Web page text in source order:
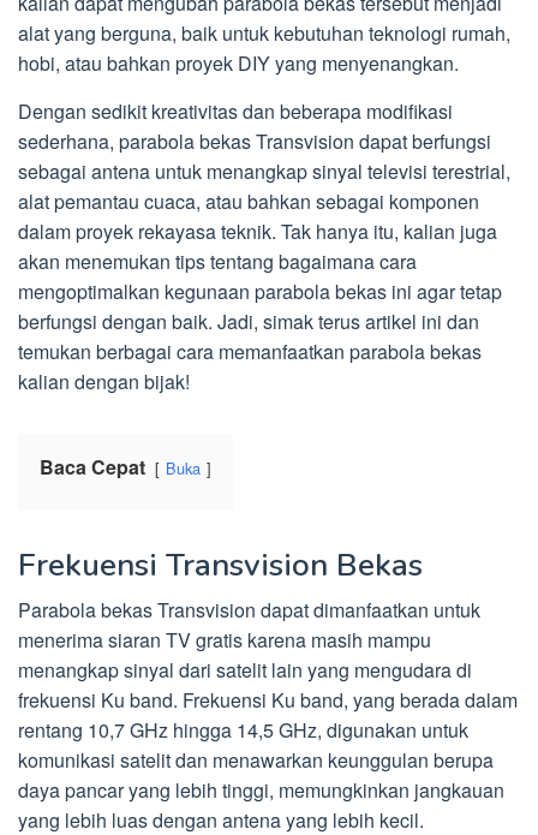
alat yang berguna, baik untuk kebutuhan teknologi rumah,
hobi, atau bahkan proyek DIY yang menyenangkan.
Dengan sedikit kreativitas dan beberapa modifikasi
sederhana, parabola bekas Transvision dapat berfungsi
sebagai antena untuk menangkap sinyal televisi terestrial,
alat pemantau cuaca, atau bahkan sebagai komponen
dalam proyek rekayasa teknik. Tak hanya itu, kalian juga
akan menemukan tips tentang bagaimana cara
mengoptimalkan kegunaan parabola bekas ini agar tetap
berfungsi dengan baik. Jadi, simak terus artikel ini dan
temukan berbagai cara memanfaatkan parabola bekas
kalian dengan bijak!
Baca Cepat Buka
Frekuensi Transvision Bekas
Parabola bekas Transvision dapat dimanfaatkan untuk
menerima siaran TV gratis karena masih mampu
menangkap sinyal dari satelit lain yang mengudara di
frekuensi Ku band. Frekuensi Ku band, yang berada dalam
rentang 10,7 GHz hingga 14,5 GHz, digunakan untuk
komunikasi satelit dan menawarkan keunggulan berupa
daya pancar yang lebih tinggi, memungkinkan jangkauan
yang lebih luas dengan antena yang lebih kecil.